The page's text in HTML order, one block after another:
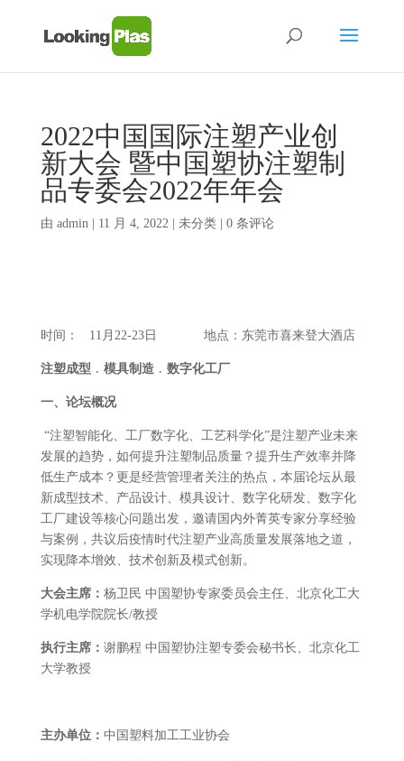
2022中国国际注塑产业创
新大会 暨中国塑协注塑制
品专委会2022年年会
由 admin| 11 月 4, 2022| 未分类 | 0 条评论
时间： 11月22-23日 地点：东莞市喜来登大酒店
注塑成型 ﹒ 模具制造﹒数字化工厂
一、论坛概况
“注塑智能化、工厂数字化、工艺科学化”是注塑产业未来
发展的趋势，如何提升注塑制品质量？提升生产效率并降
低生产成本？更是经营管理者关注的热点，本届论坛从最
新成型技术、产品设计、模具设计、数字化研发、数字化
工厂建设等核心问题出发，邀请国内外菁英专家分享经验
与案例，共议后疫情时代注塑产业高质量发展落地之道，
实现降本增效、技术创新及模式创新。
大会主席： 杨卫民 中国塑协专家委员会主任、北京化工大
学机电学院院长/教授
执行主席： 谢鹏程 中国塑协注塑专委会秘书长、北京化工
大学教授
主办单位： 中国塑料加工工业协会